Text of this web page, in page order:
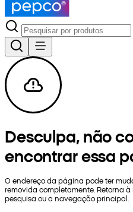
Desculpa, não
encontrar essa
O endereço da página pode ter
removida completamente. Retorna
pesquisa ou a navegação principal.